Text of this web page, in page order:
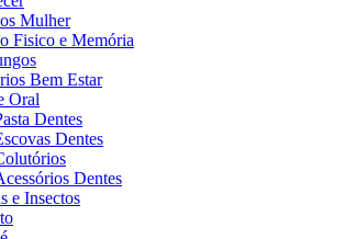
Mulher
Fisico e Memória
Bem Estar
Oral
Dentes
Dentes
Dentes
e Insectos